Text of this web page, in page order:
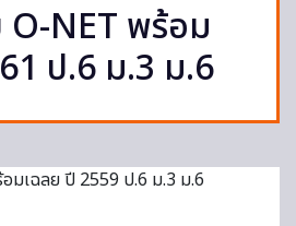
NET พร้อม
ป.6 ม.3 ม.6